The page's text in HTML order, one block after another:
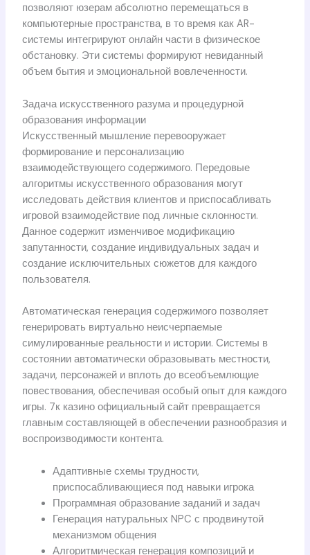
позволяют юзерам абсолютно перемещаться в
компьютерные пространства, в то время как AR-
системы интегрируют онлайн части в физическое
обстановку. Эти системы формируют невиданный
объем бытия и эмоциональной вовлеченности.
Задача искусственного разума и процедурной
образования информации
Искусственный мышление перевооружает
формирование и персонализацию
взаимодействующего содержимого. Передовые
алгоритмы искусственного образования могут
исследовать действия клиентов и приспосабливать
игровой взаимодействие под личные склонности.
Данное содержит изменчивое модификацию
запутанности, создание индивидуальных задач и
создание исключительных сюжетов для каждого
пользователя.
Автоматическая генерация содержимого позволяет
генерировать виртуально неисчерпаемые
симулированные реальности и истории. Системы в
состоянии автоматически образовывать местности,
задачи, персонажей и вплоть до всеобъемлющие
повествования, обеспечивая особый опыт для каждого
игры. 7к казино официальный сайт превращается
главным составляющей в обеспечении разнообразия и
воспроизводимости контента.
Адаптивные схемы трудности,
приспосабливающиеся под навыки игрока
Программная образование заданий и задач
Генерация натуральных NPC с продвинутой
механизмом общения
Алгоритмическая генерация композиций и